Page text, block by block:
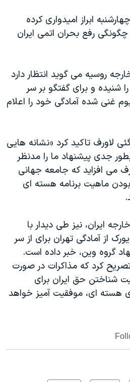
ابراز اميدواری کرده
رفع بحران اتمی ايران
روسيه می گويد انتظار دارد
شنيده و برای گفتگو بر سر
غنی شده آمادگی خود را اعلام
لاورف تاکيد کرد «نشانه هايی
جدی پيشنهاد ما را مدنظر
می افزايد که جامعه جهانی
ماهيت برنامه هسته ای
ايران، نيز طی ديدار با
از آمادگی تهران برای از سر
گروه وين، خبر داده است.
کرد که مذاکرات در صورت
شناختن حق ايران برای
هسته ای، موفقيت آميز خواهد